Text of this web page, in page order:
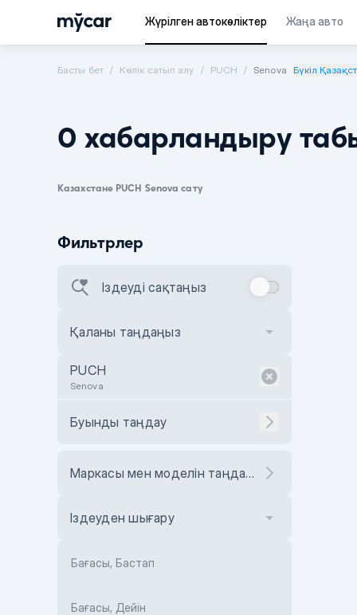
Жүрілген автокөліктер Жаңа авто
Басты бет Көлік сатып алу PUCH Senova Бүкіл
0 хабарландыру
Казахстане PUCH Senova сату
Фильтрлер
Іздеуді сақтаңыз
Қаланы таңдаңыз
PUCH
Senova
Буынды таңдау
Маркасы мен моделін таңдаңыз
Іздеуден шығару
Бағасы, Бастап
Бағасы, Дейін